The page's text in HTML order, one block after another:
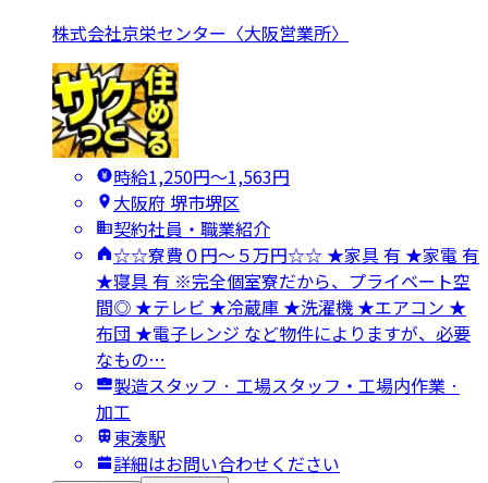
株式会社京栄センター〈大阪営業所〉
時給1,250円〜1,563円
大阪府 堺市堺区
契約社員・職業紹介
☆☆寮費０円～５万円☆☆ ★家具 有 ★家電 有
★寝具 有 ※完全個室寮だから、プライベート空
間◎ ★テレビ ★冷蔵庫 ★洗濯機 ★エアコン ★
布団 ★電子レンジ など物件によりますが、必要
なもの…
製造スタッフ · 工場スタッフ・工場内作業 ·
加工
東湊駅
詳細はお問い合わせください